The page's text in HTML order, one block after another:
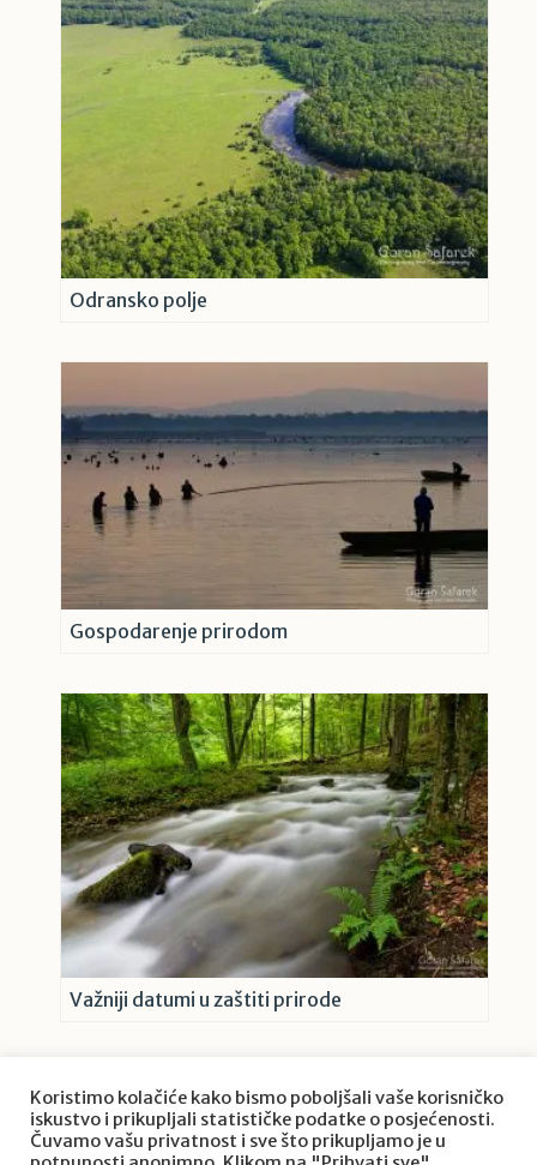
Odransko polje
Gospodarenje prirodom
Važniji datumi u zaštiti prirode
Koristimo kolačiće kako bismo poboljšali vaše korisničko
iskustvo i prikupljali statističke podatke o posjećenosti.
Čuvamo vašu privatnost i sve što prikupljamo je u